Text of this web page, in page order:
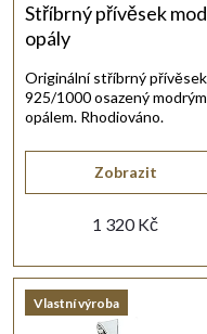
p
r
o
u
Stříbrný přívěsek
opály
1 320 Kč
Zobrazit
Originální stříbrný přívěsek
925/1000 osazený modrým
opálem. Rhodiováno.
Vlastní výroba